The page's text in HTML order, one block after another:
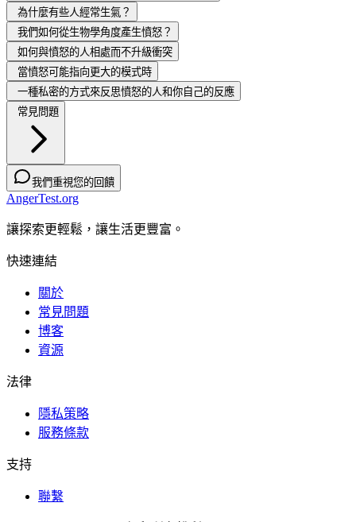
為什麼有些人經常生氣？
我們如何從生物學角度產生憤怒？
如何與憤怒的人相處而不升級衝突
當憤怒可能指向更大的模式時
一種私密的方式來反思憤怒的人和你自己的反應
常見問題
我們重視您的回饋
AngerTest.org
讓探索更輕鬆，讓生活更豐富。
快速連結
關於
常見問題
博客
資源
法律
隱私策略
服務條款
支持
聯繫